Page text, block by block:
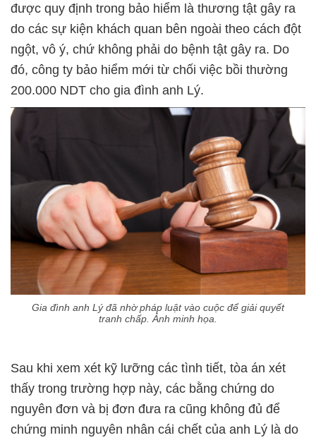
được quy định trong bảo hiểm là thương tật gây ra
do các sự kiện khách quan bên ngoài theo cách đột
ngột, vô ý, chứ không phải do bệnh tật gây ra. Do
đó, công ty bảo hiểm mới từ chối việc bồi thường
200.000 NDT cho gia đình anh Lý.
Gia đình anh Lý đã nhờ pháp luật vào cuộc để giải quyết
tranh chấp. Ảnh minh họa.
Sau khi xem xét kỹ lưỡng các tình tiết, tòa án xét
thấy trong trường hợp này, các bằng chứng do
nguyên đơn và bị đơn đưa ra cũng không đủ để
chứng minh nguyên nhân cái chết của anh Lý là do